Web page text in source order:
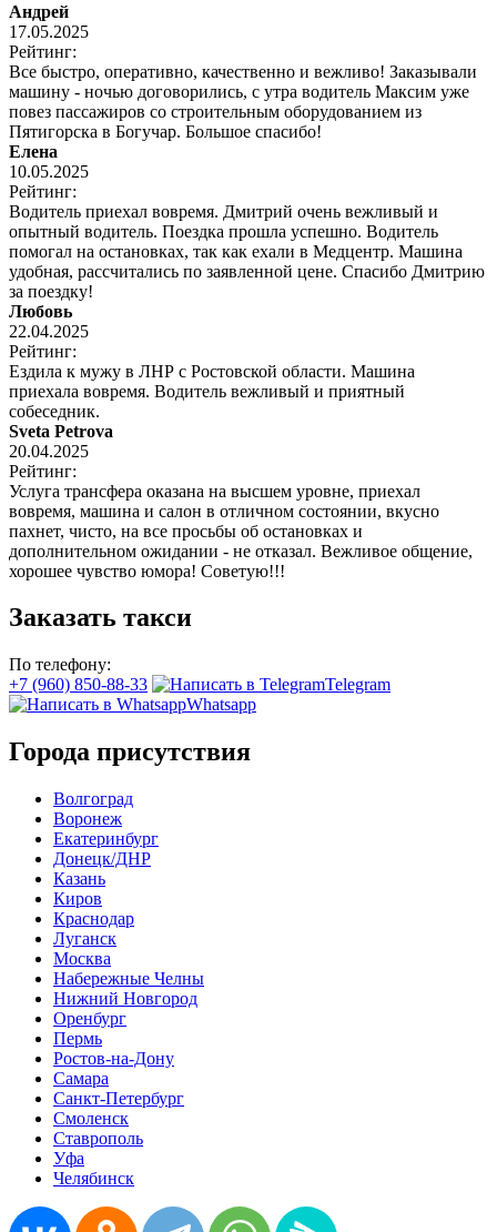
Андрей
17.05.2025
Рейтинг:
Все быстро, оперативно, качественно и вежливо! Заказывали
машину - ночью договорились, с утра водитель Максим уже
повез пассажиров со строительным оборудованием из
Пятигорска в Богучар. Большое спасибо!
Елена
10.05.2025
Рейтинг:
Водитель приехал вовремя. Дмитрий очень вежливый и
опытный водитель. Поездка прошла успешно. Водитель
помогал на остановках, так как ехали в Медцентр. Машина
удобная, рассчитались по заявленной цене. Спасибо Дмитрию
за поездку!
Любовь
22.04.2025
Рейтинг:
Ездила к мужу в ЛНР с Ростовской области. Машина
приехала вовремя. Водитель вежливый и приятный
собеседник.
Sveta Petrova
20.04.2025
Рейтинг:
Услуга трансфера оказана на высшем уровне, приехал
вовремя, машина и салон в отличном состоянии, вкусно
пахнет, чисто, на все просьбы об остановках и
дополнительном ожидании - не отказал. Вежливое общение,
хорошее чувство юмора! Советую!!!
Заказать такси
По телефону:
+7 (960) 850-88-33
Telegram
Whatsapp
Города присутствия
Волгоград
Воронеж
Екатеринбург
Донецк/ДНР
Казань
Киров
Краснодар
Луганск
Москва
Набережные Челны
Нижний Новгород
Оренбург
Пермь
Ростов-на-Дону
Самара
Санкт-Петербург
Смоленск
Ставрополь
Уфа
Челябинск